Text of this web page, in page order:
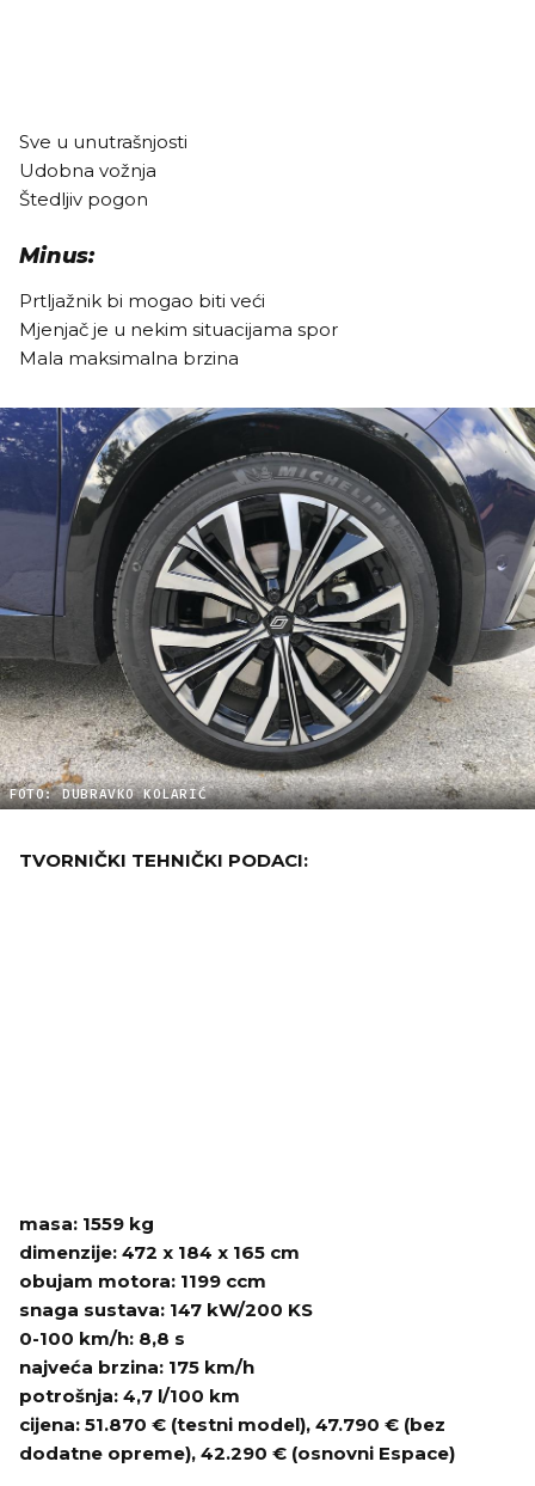
Sve u unutrašnjosti
Udobna vožnja
Štedljiv pogon
Minus:
Prtljažnik bi mogao biti veći
Mjenjač je u nekim situacijama spor
Mala maksimalna brzina
FOTO: DUBRAVKO KOLARIĆ
TVORNIČKI TEHNIČKI PODACI:
masa: 1559 kg
dimenzije: 472 x 184 x 165 cm
obujam motora: 1199 ccm
snaga sustava: 147 kW/200 KS
0-100 km/h: 8,8 s
najveća brzina: 175 km/h
potrošnja: 4,7 l/100 km
cijena: 51.870 € (testni model), 47.790 € (bez
dodatne opreme), 42.290 € (osnovni Espace)